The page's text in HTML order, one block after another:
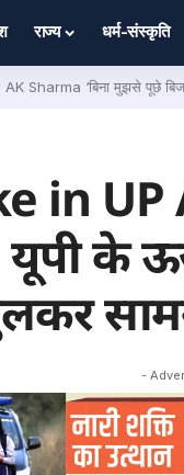
राज्य धर्म-संस्कृति
Sharma ‘बिना मुझसे पूछे
in UP
के
-